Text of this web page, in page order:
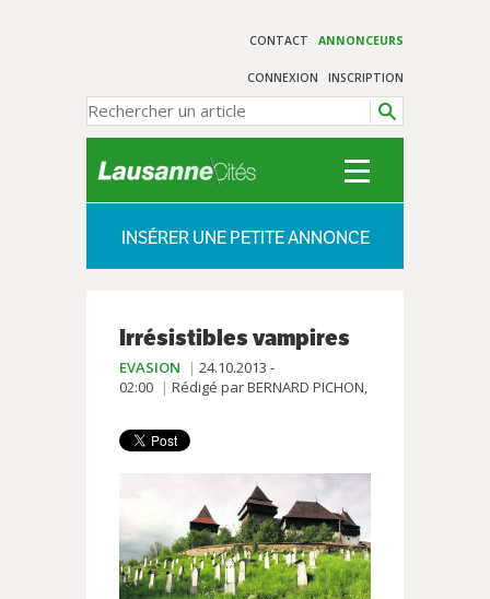
CONTACT ANNONCEURS
CONNEXION INSCRIPTION
INSÉRER UNE PETITE ANNONCE
Irrésistibles vampires
EVASION
24.10.2013 -
02:00
Rédigé par BERNARD PICHON,